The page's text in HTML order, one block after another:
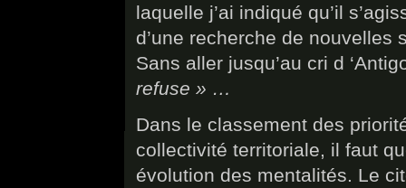
laquelle j’ai indiqué qu’il
d’une recherche de
Sans aller jusqu’au cri d
refuse » …
Dans le classement des
collectivité territoriale, il faut
évolution des mentalités. Le